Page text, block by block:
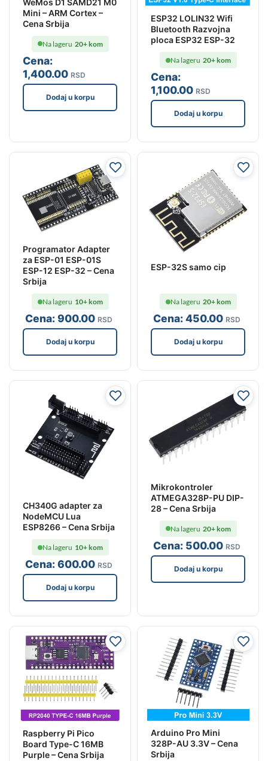
Mini – ARM Cortex –
Cena Srbija
Cena:
1,400.00 RSD
Na lageru 20+ kom
Dodaj u korpu
ESP32 LOLIN32 Wifi
Bluetooth Razvojna
ploca ESP32 ESP-32
Cena:
1,100.00 RSD
Na lageru 20+ kom
Dodaj u korpu
Programator Adapter
za ESP-01 ESP-01S
ESP-12 ESP-32 – Cena
Srbija
Cena:900.00 RSD
Na lageru 10+ kom
Dodaj u korpu
ESP-32S samo cip
Cena:450.00 RSD
Na lageru 20+ kom
Dodaj u korpu
CH340G adapter za
NodeMCU Lua
ESP8266 – Cena Srbija
Cena:600.00 RSD
Na lageru 10+ kom
Dodaj u korpu
Mikrokontroler
ATMEGA328P-PU DIP-
28 – Cena Srbija
Cena: 500.00 RSD
Na lageru 20+ kom
Dodaj u korpu
Raspberry Pi Pico
Board Type-C 16MB
Purple – Cena Srbija
Arduino Pro Mini
328P-AU 3.3V – Cena
Srbija